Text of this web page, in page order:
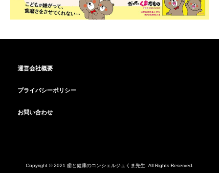
運営会社概要
プライバシーポリシー
お問い合わせ
Copyright © 2021 歯と健康のコンシェルジュくま先生. All Rights Reserved.